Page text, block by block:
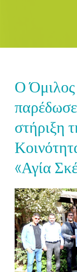
Ο
παρέδωσε
στήριξη
«Αγία